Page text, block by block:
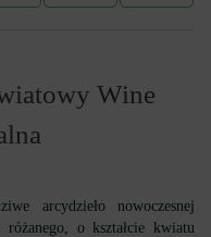
Wine
arcydzieło nowoczesnej
o kształcie kwiatu